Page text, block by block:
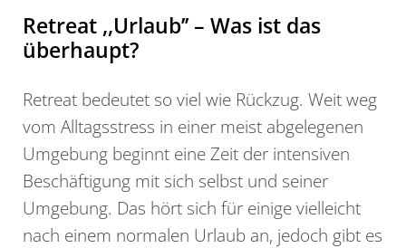
Retreat ,,Urlaub’’ – Was ist das
überhaupt?
Retreat bedeutet so viel wie Rückzug. Weit weg
vom Alltagsstress in einer meist abgelegenen
Umgebung beginnt eine Zeit der intensiven
Beschäftigung mit sich selbst und seiner
Umgebung. Das hört sich für einige vielleicht
nach einem normalen Urlaub an, jedoch gibt es